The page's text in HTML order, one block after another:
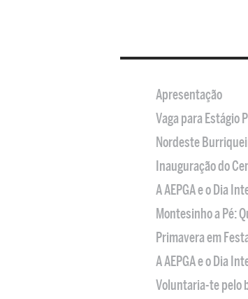
Apresentação
Vaga para Estágio
Nordeste
Inauguração do
A AEPGA e o Dia
Montesinho a Pé:
Primavera em
A AEPGA e o Dia
Voluntaria-te pelo